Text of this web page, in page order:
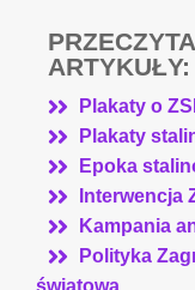
ARTYKUŁY:
Plakaty o
Plakaty
Epoka
Interwencja
Kampania
Polityka
światową